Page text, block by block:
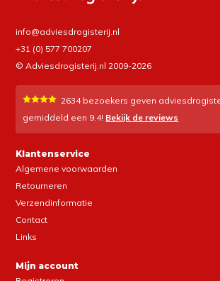
info@adviesdrogisterij.nl
+31 (0) 577 700207
© Adviesdrogisterij.nl 2009-2026
2634bezoekers geven
gemiddeld een 9.4! Bekijk de reviews
Klantenservice
Algemene voorwaarden
Retourneren
Verzendinformatie
Contact
Links
Mijn account